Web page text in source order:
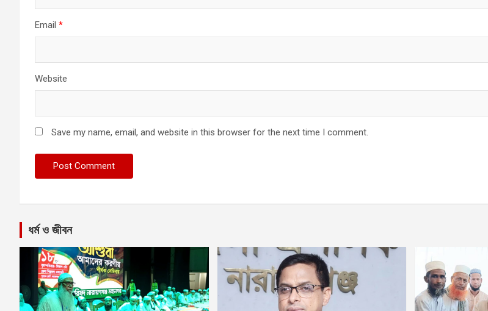
Email *
Website
Save my name, email, and website in this browser for the next time I comment.
ধর্ম ও জীবন